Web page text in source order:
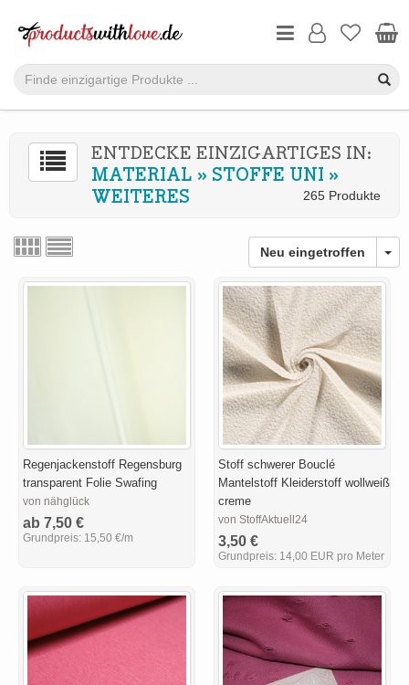
ENTDECKE EINZIGARTIGES IN:
MATERIAL » STOFFE UNI »
WEITERES
265 Produkte
Neu eingetroffen
Regenjackenstoff Regensburg
transparent Folie Swafing
von nähglück
ab 7,50 €
Grundpreis: 15,50 €/m
Stoff schwerer Bouclé
Mantelstoff Kleiderstoff wollweiß
creme
von StoffAktuell24
3,50 €
Grundpreis: 14,00 EUR pro Meter